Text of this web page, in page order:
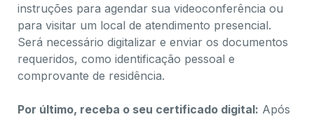
instruções para agendar sua videoconferência ou
para visitar um local de atendimento presencial.
Será necessário digitalizar e enviar os documentos
requeridos, como identificação pessoal e
comprovante de residência.
Por último, receba o seu certificado digital: Após